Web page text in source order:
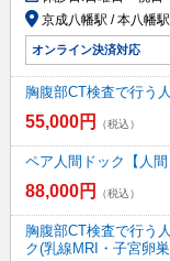
京成八幡駅 / 本八幡駅
オンライン決済対応
胸腹部CT検査で行う
55,000円 （税込）
ペア人間ドック【人間
88,000円 （税込）
胸腹部CT検査で行う
ク(乳線MRI・子宮卵